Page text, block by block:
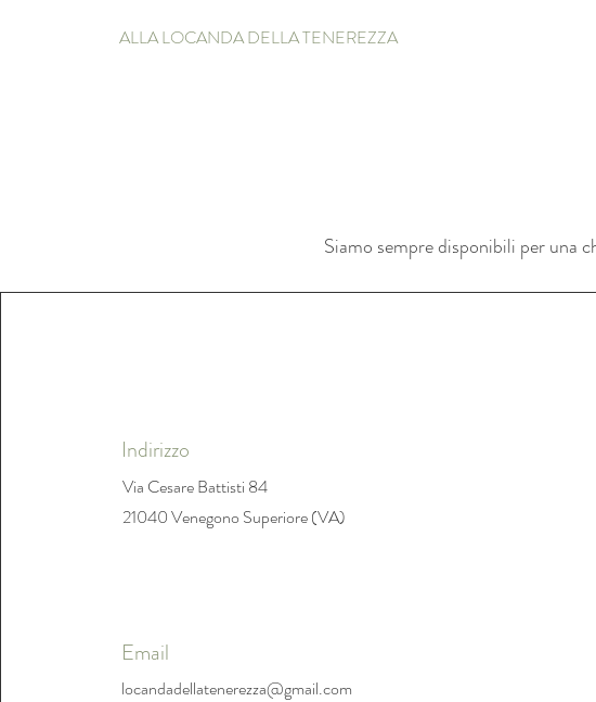
ALLA LOCANDA DELLA TENEREZZA
Siamo sempre disponibili per una
Indirizzo
Via Cesare Battisti 84
21040 Venegono Superiore (VA)
Email
locandadellatenerezza@gmail.com